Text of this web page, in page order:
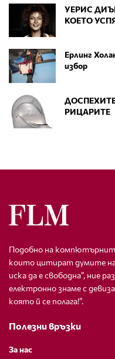
УЕРИС
КОЕТО
Ерлинг
избор
РИЦАРИТЕ
Подобно на
които цитират думите
иска да е свободна”, ние
електронно знаме с
която й се полага!”.
Полезни връзки
За нас